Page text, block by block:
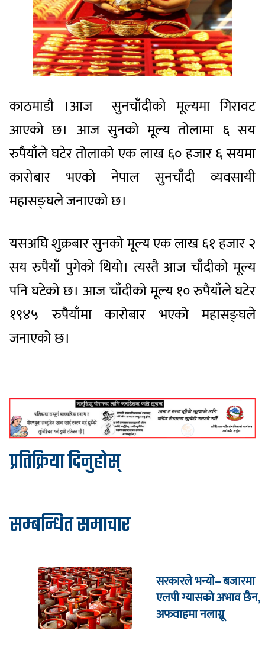
काठमाडाै ।आज सुनचाँदीको मूल्यमा गिरावट
आएको छ। आज सुनको मूल्य तोलामा ६ सय
रुपैयाँले घटेर तोलाको एक लाख ६० हजार ६ सयमा
कारोबार भएको नेपाल सुनचाँदी व्यवसायी
महासङ्घले जनाएको छ।
यसअघि शुक्रबार सुनको मूल्य एक लाख ६१ हजार २
सय रुपैयाँ पुगेको थियो। त्यस्तै आज चाँदीको मूल्य
पनि घटेको छ। आज चाँदीको मूल्य १० रुपैयाँले घटेर
१९४५ रुपैयाँमा कारोबार भएको महासङ्घले
जनाएको छ।
प्रतिक्रिया दिनुहोस्
सम्बन्धित समाचार
सरकारले भन्यो– बजारमा
एलपी ग्यासको अभाव छैन,
अफवाहमा नलाग्नू